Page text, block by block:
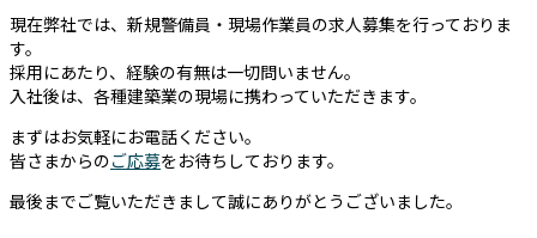
現在弊社では、新規警備員・現場作業員の求人募集を行っておりま
す。
採用にあたり、経験の有無は一切問いません。
入社後は、各種建築業の現場に携わっていただきます。
まずはお気軽にお電話ください。
皆さまからのご応募をお待ちしております。
最後までご覧いただきまして誠にありがとうございました。